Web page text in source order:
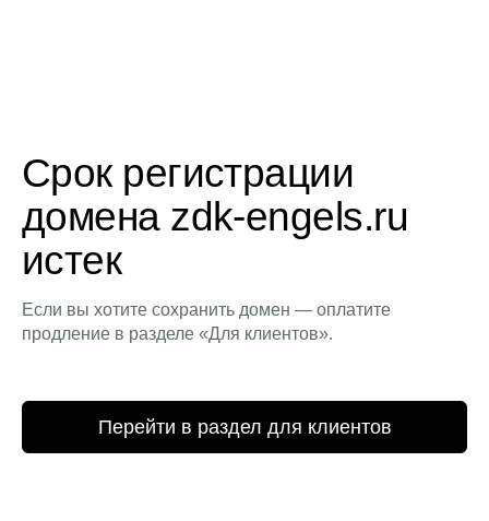
Срок регистрации
домена zdk-engels.ru
истек
Если вы хотите сохранить домен — оплатите
продление в разделе «Для клиентов».
Перейти в раздел для клиентов